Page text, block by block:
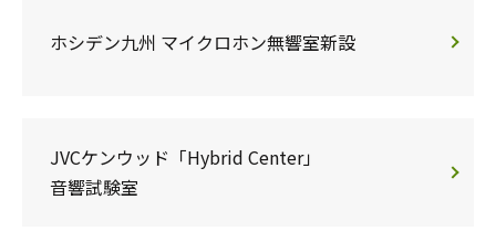
ホシデン九州 マイクロホン無響室新設
JVCケンウッド「Hybrid Center」
音響試験室